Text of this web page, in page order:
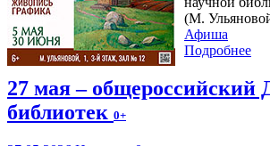
(М.
Афиша
Подробнее
27 мая – общероссийский
библиотек 0+